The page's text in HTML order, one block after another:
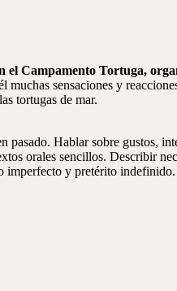
Campamento Tortuga,
sensaciones y
tortugas de mar.
Hablar sobre gustos,
orales sencillos. Describir
y pretérito